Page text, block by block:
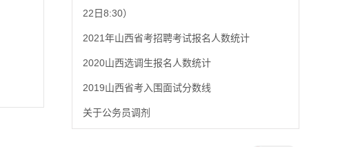
22日8:30）
2021年山西省考招聘考试报名人数统计
2020山西选调生报名人数统计
2019山西省考入围面试分数线
关于公务员调剂